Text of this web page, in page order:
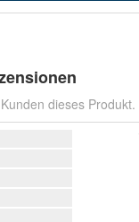
dieses Produkt.